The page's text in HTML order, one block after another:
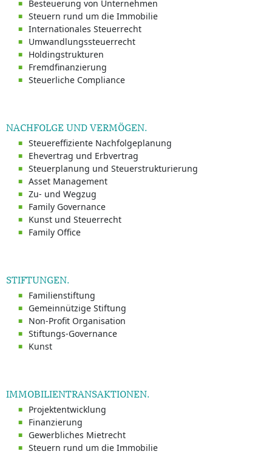
Besteuerung von Unternehmen
Steuern rund um die Immobilie
Internationales Steuerrecht
Umwandlungssteuerrecht
Holdingstrukturen
Fremdfinanzierung
Steuerliche Compliance
NACHFOLGE UND VERMÖGEN.
Steuereffiziente Nachfolgeplanung
Ehevertrag und Erbvertrag
Steuerplanung und Steuerstrukturierung
Asset Management
Zu- und Wegzug
Family Governance
Kunst und Steuerrecht
Family Office
STIFTUNGEN.
Familienstiftung
Gemeinnützige Stiftung
Non-Profit Organisation
Stiftungs-Governance
Kunst
IMMOBILIENTRANSAKTIONEN.
Projektentwicklung
Finanzierung
Gewerbliches Mietrecht
Steuern rund um die Immobilie